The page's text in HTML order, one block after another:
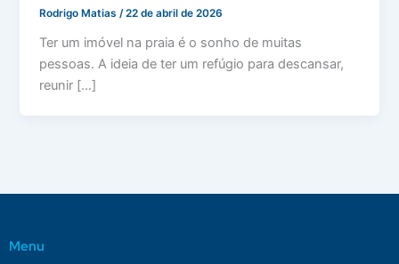
Rodrigo Matias/22 de abril de 2026
Ter um imóvel na praia é o sonho de muitas
pessoas. A ideia de ter um refúgio para descansar,
reunir […]
Menu